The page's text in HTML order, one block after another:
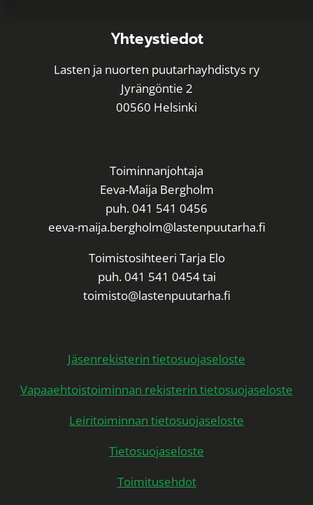
Yhteystiedot
Lasten ja nuorten puutarhayhdistys ry
Jyrängöntie 2
00560 Helsinki
Toiminnanjohtaja
Eeva-Maija Bergholm
puh. 041 541 0456
eeva-maija.bergholm@lastenpuutarha.fi
Toimistosihteeri Tarja Elo
puh. 041 541 0454 tai
toimisto@lastenpuutarha.fi
Jäsenrekisterin tietosuojaseloste
Vapaaehtoistoiminnan rekisterin tietosuojaseloste
Leiritoiminnan tietosuojaseloste
Tietosuojaseloste
Toimitusehdot